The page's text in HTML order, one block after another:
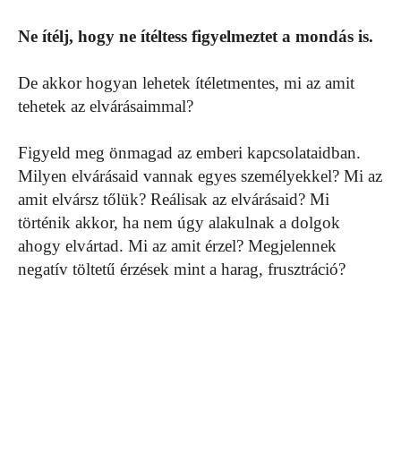
Ne ítélj, hogy ne ítéltess figyelmeztet a mondás is.
De akkor hogyan lehetek ítéletmentes, mi az amit
tehetek az elvárásaimmal?
Figyeld meg önmagad az emberi kapcsolataidban.
Milyen elvárásaid vannak egyes személyekkel? Mi az
amit elvársz tőlük? Reálisak az elvárásaid? Mi
történik akkor, ha nem úgy alakulnak a dolgok
ahogy elvártad. Mi az amit érzel? Megjelennek
negatív töltetű érzések mint a harag, frusztráció?